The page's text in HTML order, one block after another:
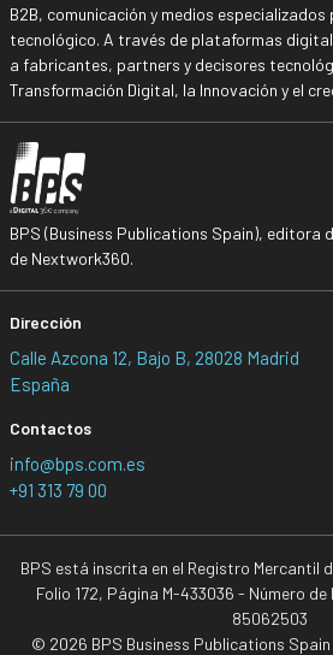
B2B, comunicación y medios especializados
tecnológico. A través de plataformas
a fabricantes, partners y decisores
Transformación Digital, la Innovación y el
BPS (Business Publications Spain), editora
de Nextwork360.
Dirección
Calle Azcona 12, Bajo B, 28028 Madrid
España
Contactos
info@bps.com.es
+91 313 79 00
BPS está inscrita en el Registro Mercantil
Folio 172, Página M-433036 - Número
85062503
© 2026 BPS Business Publications